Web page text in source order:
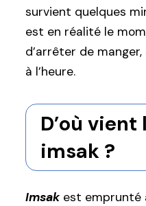
survient quelques
est en réalité le
d’arrêter de
à l’heure.
D’où vient
imsak ?
Imsak est emprunté